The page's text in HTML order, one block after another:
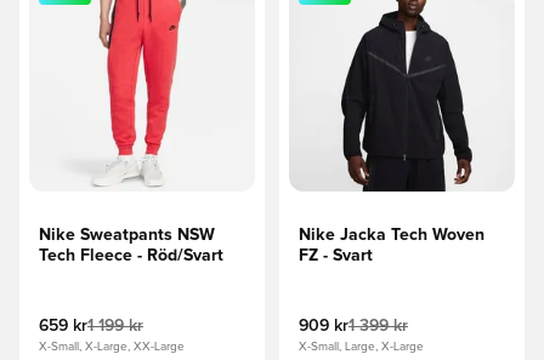
Nike Sweatpants NSW
Tech Fleece - Röd/Svart
659 kr1 199 kr
X-Small, X-Large, XX-Large
Nike Jacka Tech Woven
FZ - Svart
909 kr1 399 kr
X-Small, Large, X-Large